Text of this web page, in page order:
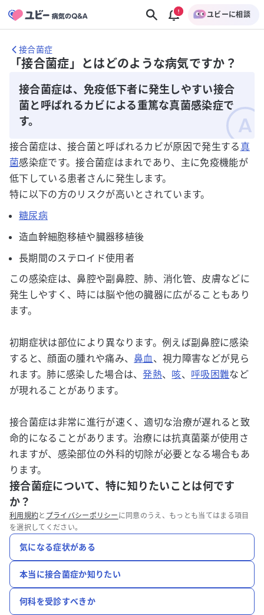
ユビーに相談
接合菌症
「接合菌症」とはどのような病気ですか？
接合菌症は、免疫低下者に発生しやすい接合
菌と呼ばれるカビによる重篤な真菌感染症で
す。
接合菌症は、接合菌と呼ばれるカビが原因で発生する 真
菌感染症です。接合菌症はまれであり、主に免疫機能が
低下している患者さんに発生します。
特に以下の方のリスクが高いとされています。
糖尿病
造血幹細胞移植や臓器移植後
長期間のステロイド使用者
この感染症は、鼻腔や副鼻腔、肺、消化管、皮膚などに
発生しやすく、時には脳や他の臓器に広がることもあり
ます。
初期症状は部位により異なります。例えば副鼻腔に感染
すると、顔面の腫れや痛み、鼻血、視力障害などが見ら
れます。肺に感染した場合は、発熱、 咳、 呼吸困難など
が現れることがあります。
接合菌症は非常に進行が速く、適切な治療が遅れると致
命的になることがあります。治療には抗真菌薬が使用さ
れますが、感染部位の外科的切除が必要となる場合もあ
ります。
接合菌症について、特に知りたいことは何です
か？
利用規約と プライバシーポリシー に同意のうえ、もっとも当てはまる項目
を選択してください。
気になる症状がある
本当に接合菌症か知りたい
何科を受診すべきか